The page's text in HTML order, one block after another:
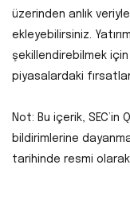
üzerinden anlık
ekleyebilirsiniz.
şekillendirebilmek için
piyasalardaki
Not: Bu içerik, SEC’in
bildirimlerine
tarihinde resmi olarak